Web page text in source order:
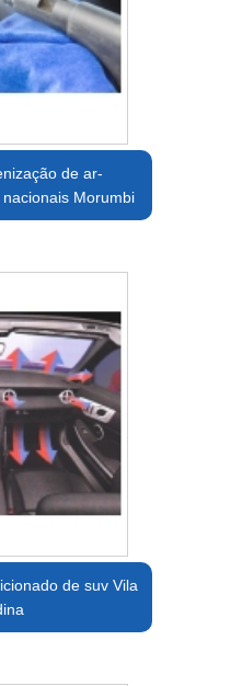
de ar-
Morumbi
de suv Vila